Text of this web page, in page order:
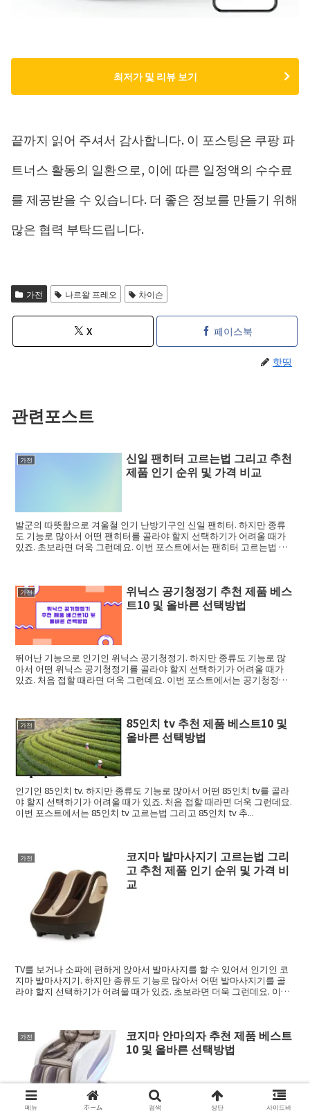
최저가 및 리뷰 보기
끝까지 읽어 주셔서 감사합니다. 이 포스팅은 쿠팡 파
트너스 활동의 일환으로, 이에 따른 일정액의 수수료
를 제공받을 수 있습니다. 더 좋은 정보를 만들기 위해
많은 협력 부탁드립니다.
가전 나르왈 프레오 차이슨
X 페이스북
핫띵
관련포스트
가전
신일 팬히터 고르는법 그리고 추천
제품 인기 순위 및 가격 비교
발군의 따뜻함으로 겨울철 인기 난방기구인 신일 팬히터. 하지만 종류
도 기능로 많아서 어떤 팬히터를 골라야 할지 선택하기가 어려울 때가
있죠. 초보라면 더욱 그런데요. 이번 포스트에서는 팬히터 고르는법 그
가전
위닉스 공기청정기 추천 제품 베스
트10 및 올바른 선택방법
뛰어난 기능으로 인기인 위닉스 공기청정기. 하지만 종류도 기능로 많
아서 어떤 위닉스 공기청정기를 골라야 할지 선택하기가 어려울 때가
있죠. 처음 접할 때라면 더욱 그런데요. 이번 포스트에서는 공기청정기
가전
85인치 tv 추천 제품 베스트10 및
올바른 선택방법
인기인 85인치 tv. 하지만 종류도 기능로 많아서 어떤 85인치 tv를 골라
야 할지 선택하기가 어려울 때가 있죠. 처음 접할 때라면 더욱 그런데요.
이번 포스트에서는 85인치 tv 고르는법 그리고 85인치 tv 추...
가전
코지마 발마사지기 고르는법 그리
고 추천 제품 인기 순위 및 가격 비
교
TV를 보거나 소파에 편하게 앉아서 발마사지를 할 수 있어서 인기인 코
지마 발마사지기. 하지만 종류도 기능로 많아서 어떤 발마사지기를 골
라야 할지 선택하기가 어려울 때가 있죠. 초보라면 더욱 그런데요. 이번
가전
코지마 안마의자 추천 제품 베스트
10 및 올바른 선택방법
다양한 기능과 편안한 안마로 인기인 코지마 안마의자. 하지만 종류도
기능로 많아서 어떤 코지마 안마의자를 골라야 할지 선택하기가 어려울
메뉴 ホーム 검색 상단 사이드바